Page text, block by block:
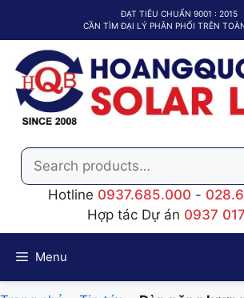
dung
ĐẠT TIÊU CHUẨN 9001 : 2015
CẦN TÌM ĐẠI LÝ PHÂN PHỐI TRÊN
Search
for:
Hotline 0937.685.000 -
Hợp tác Dự án 0937
Menu